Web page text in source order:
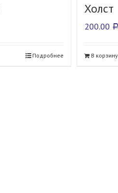
Подробнее
Холст
200.00 Р
В корзину